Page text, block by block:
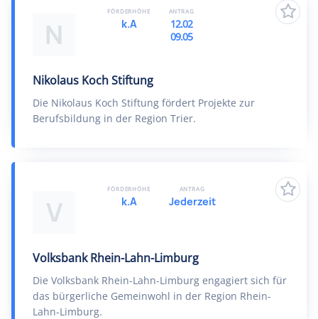
N
Nikolaus Koch Stiftung
Die Nikolaus Koch Stiftung fördert Projekte zur
Berufsbildung in der Region Trier.
FÖRDERHÖHE
k.A
ANTRAG
12.02
09.05
V
Volksbank Rhein-Lahn-Limburg
Die Volksbank Rhein-Lahn-Limburg engagiert sich für
das bürgerliche Gemeinwohl in der Region Rhein-
Lahn-Limburg.
FÖRDERHÖHE
k.A
ANTRAG
Jederzeit